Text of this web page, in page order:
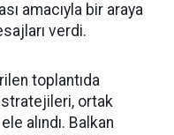
amacıyla bir araya
verdi.
toplantıda
ortak
alındı. Balkan